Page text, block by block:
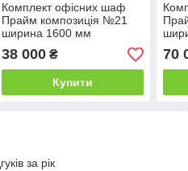
Комплект офісних шаф
Прайм композиція №21
ширина 1600 мм
(MConcept-ТМ)
38 000₴
Купити
70
за рік